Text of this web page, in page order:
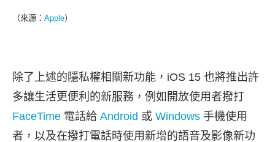
（來源： Apple）
除了上述的隱私權相關新功能，iOS 15 也將推出許
多讓生活更便利的新服務，例如開放使用者撥打
FaceTime 電話給 Android 或 Windows 手機使用
者，以及在撥打電話時使用新增的語音及影像新功